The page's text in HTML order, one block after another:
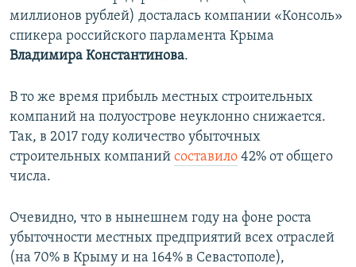
миллионов рублей) досталась компании «Консоль»
спикера российского парламента Крыма
Владимира Константинова.
В то же время прибыль местных строительных
компаний на полуострове неуклонно снижается.
Так, в 2017 году количество убыточных
строительных компаний составило 42% от общего
числа.
Очевидно, что в нынешнем году на фоне роста
убыточности местных предприятий всех отраслей
(на 70% в Крыму и на 164% в Севастополе),